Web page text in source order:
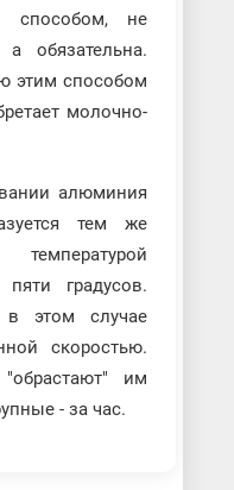
способом, не
а обязательна.
этим способом
молочно-
алюминия
тем же
градусов.
в этом случае
скоростью.
им
- за час.